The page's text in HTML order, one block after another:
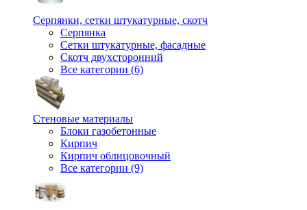
Серпянки, сетки штукатурные, скотч
Серпянка
Сетки штукатурные, фасадные
Скотч двухсторонний
Все категории (6)
Стеновые материалы
Блоки газобетонные
Кирпич
Кирпич облицовочный
Все категории (9)